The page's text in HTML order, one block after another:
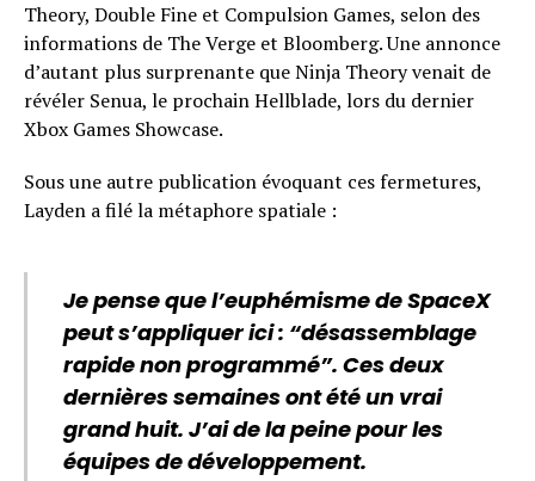
Theory, Double Fine et Compulsion Games, selon des
informations de The Verge et Bloomberg. Une annonce
d’autant plus surprenante que Ninja Theory venait de
révéler Senua, le prochain Hellblade, lors du dernier
Xbox Games Showcase.
Sous une autre publication évoquant ces fermetures,
Layden a filé la métaphore spatiale :
Je pense que l’euphémisme de SpaceX
peut s’appliquer ici : “désassemblage
rapide non programmé”. Ces deux
dernières semaines ont été un vrai
grand huit. J’ai de la peine pour les
équipes de développement.